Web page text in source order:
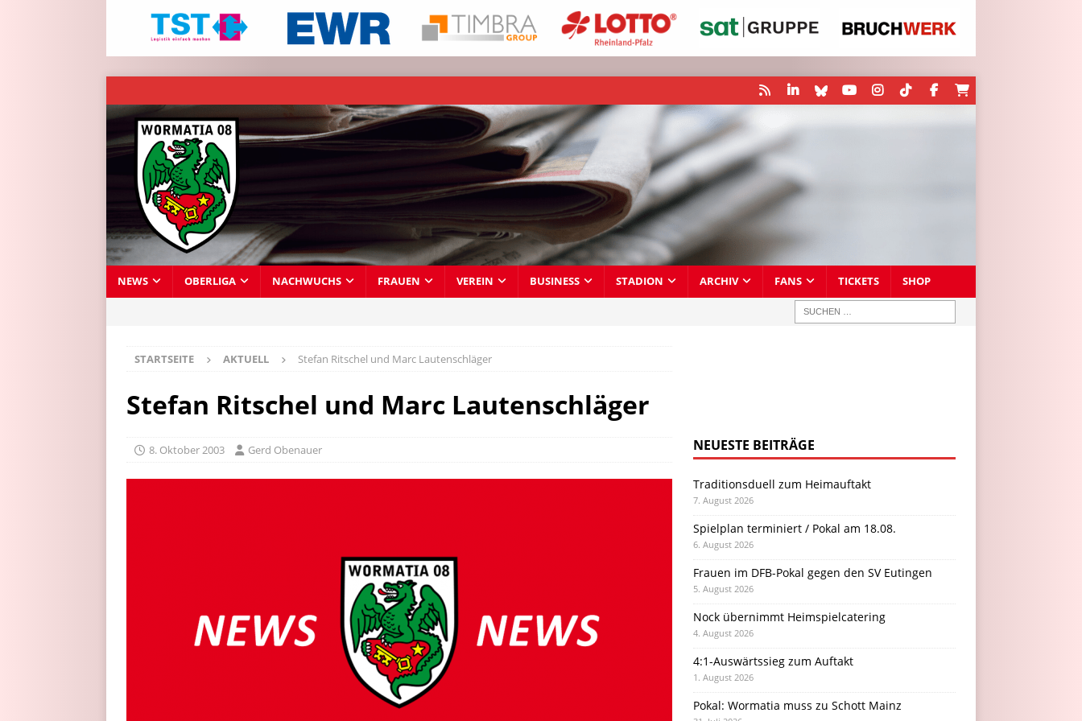
NEWS OBERLIGA NACHWUCHS FRAUEN VEREIN BUSINESS STADION ARCHIV FANS TICKETS SHOP
STARTSEITE AKTUELL Stefan Ritschel und Marc Lautenschläger
Stefan Ritschel und Marc Lautenschläger
8. Oktober 2003 Gerd Obenauer NEUESTE BEITRÄGE
Traditionsduell zum Heimauftakt
7. August 2026
Spielplan terminiert / Pokal am 18.08.
6. August 2026
Frauen im DFB-Pokal gegen den SV Eutingen
5. August 2026
Nock übernimmt Heimspielcatering
4. August 2026
4:1-Auswärtssieg zum Auftakt
1. August 2026
Pokal: Wormatia muss zu Schott Mainz